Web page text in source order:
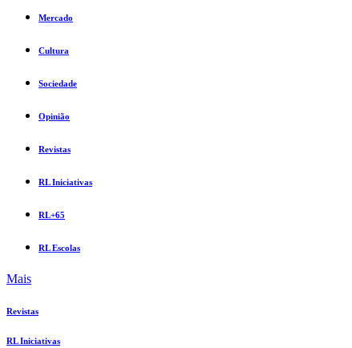
Mercado
Cultura
Sociedade
Opinião
Revistas
RL Iniciativas
RL+65
RL Escolas
Mais
Revistas
RL Iniciativas